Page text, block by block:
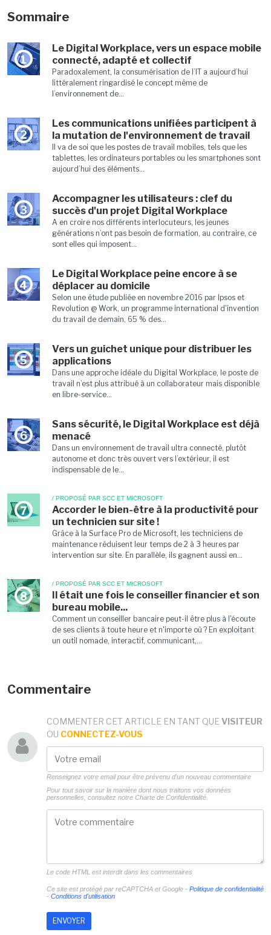
Sommaire
1
Le Digital Workplace, vers un espace mobile
connecté, adapté et collectif
Paradoxalement, la consumérisation de l’IT a aujourd’hui
littéralement ringardisé le concept même de
l’environnement de...
2
Les communications unifiées participent à
la mutation de l'environnement de travail
Il va de soi que les postes de travail mobiles, tels que les
tablettes, les ordinateurs portables ou les smartphones sont
aujourd’hui des éléments...
3
Accompagner les utilisateurs : clef du
succès d'un projet Digital Workplace
A en croire nos différents interlocuteurs, les jeunes
générations n’ont pas besoin de formation, au contraire, ce
sont elles qui imposent...
4
Le Digital Workplace peine encore à se
déplacer au domicile
Selon une étude publiée en novembre 2016 par Ipsos et
Revolution @ Work, un programme international d'invention
du travail de demain, 65 % des...
5
Vers un guichet unique pour distribuer les
applications
Dans une approche idéale du Digital Workplace, le poste de
travail n’est plus attribué à un collaborateur mais disponible
en libre-service...
6
Sans sécurité, le Digital Workplace est déjà
menacé
Dans un environnement de travail ultra connecté, plutôt
autonome et donc très ouvert vers l’extérieur, il est
indispensable de le...
7
/ PROPOSÉ PAR SCC ET MICROSOFT
Accorder le bien-être à la productivité pour
un technicien sur site !
Grâce à la Surface Pro de Microsoft, les techniciens de
maintenance réduisent leur temps de 2 à 3 heures par
intervention sur site. En parallèle, ils gagnent aussi en...
8
/ PROPOSÉ PAR SCC ET MICROSOFT
Il était une fois le conseiller financier et son
bureau mobile...
Comment un conseiller bancaire peut-il être plus à l'écoute
de ses clients à toute heure et n'importe où ? En exploitant
un outil nomade, interactif, communicant,...
Commentaire
COMMENTER CET ARTICLE EN TANT QUE VISITEUR
OU CONNECTEZ-VOUS
Renseignez votre email pour être prévenu d'un nouveau commentaire
Pour tout savoir sur la manière dont nous traitons vos données
personnelles, consultez notre Charte de Confidentialité.
Le code HTML est interdit dans les commentaires
Ce site est protégé par reCAPTCHA et Google - Politique de confidentialité
- Conditions d'utilisation